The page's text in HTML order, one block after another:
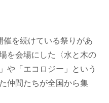
を続けている祭りがあ
を会場にした〈水と木の
や「エコロジー」という
仲間たちが全国から集